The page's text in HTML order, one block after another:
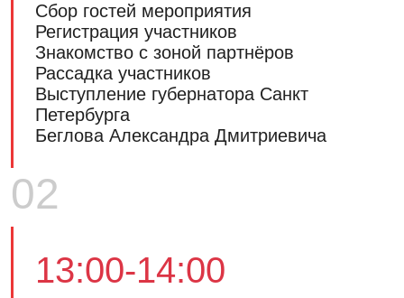
Сбор гостей мероприятия
Регистрация участников
Знакомство с зоной партнёров
Рассадка участников
Выступление губернатора Санкт
Петербурга
Беглова Александра Дмитриевича
13:00-14:00
02